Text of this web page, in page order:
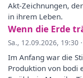
Akt-Zeichnungen,
in ihrem Leben.
Wenn die Erde
Sa., 12.09.2026, 19:30 ·
Im Anfang war die
Produktion von bodi